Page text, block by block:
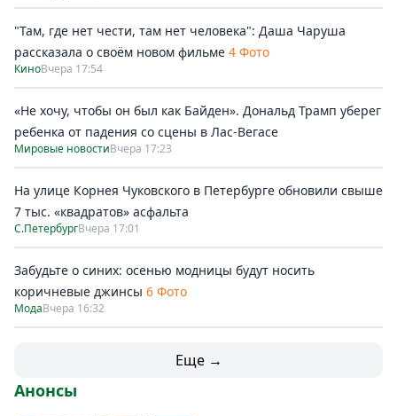
"Там, где нет чести, там нет человека": Даша Чаруша
рассказала о своём новом фильме 4 Фото
КиноВчера 17:54
«Не хочу, чтобы он был как Байден». Дональд Трамп уберег
ребенка от падения со сцены в Лас-Вегасе
Мировые новостиВчера 17:23
На улице Корнея Чуковского в Петербурге обновили свыше
7 тыс. «квадратов» асфальта
С.ПетербургВчера 17:01
Забудьте о синих: осенью модницы будут носить
коричневые джинсы 6 Фото
МодаВчера 16:32
Еще →
Анонсы